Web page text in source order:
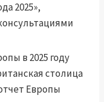
2025»,
в 2025 году
столица
Европы